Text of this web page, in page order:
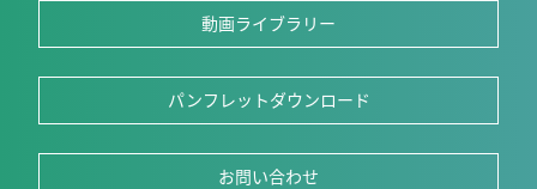
動画ライブラリー
パンフレットダウンロード
お問い合わせ